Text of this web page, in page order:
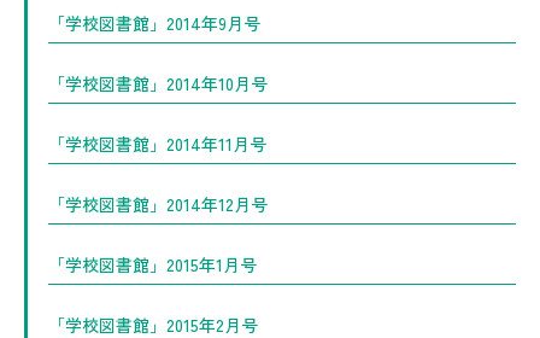
「学校図書館」2014年9月号
「学校図書館」2014年10月号
「学校図書館」2014年11月号
「学校図書館」2014年12月号
「学校図書館」2015年1月号
「学校図書館」2015年2月号